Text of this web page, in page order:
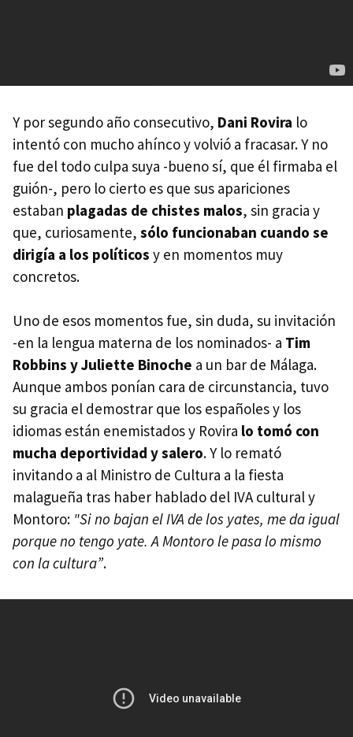
Y por segundo año consecutivo, Dani Rovira lo
intentó con mucho ahínco y volvió a fracasar. Y no
fue del todo culpa suya -bueno sí, que él firmaba el
guión-, pero lo cierto es que sus apariciones
estaban plagadas de chistes malos, sin gracia y
que, curiosamente, sólo funcionaban cuando se
dirigía a los políticos y en momentos muy
concretos.
Uno de esos momentos fue, sin duda, su invitación
-en la lengua materna de los nominados- a Tim
Robbins y Juliette Binoche a un bar de Málaga.
Aunque ambos ponían cara de circunstancia, tuvo
su gracia el demostrar que los españoles y los
idiomas están enemistados y Rovira lo tomó con
mucha deportividad y salero. Y lo remató
invitando a al Ministro de Cultura a la fiesta
malagueña tras haber hablado del IVA cultural y
Montoro: "Si no bajan el IVA de los yates, me da igual
porque no tengo yate. A Montoro le pasa lo mismo
con la cultura”.